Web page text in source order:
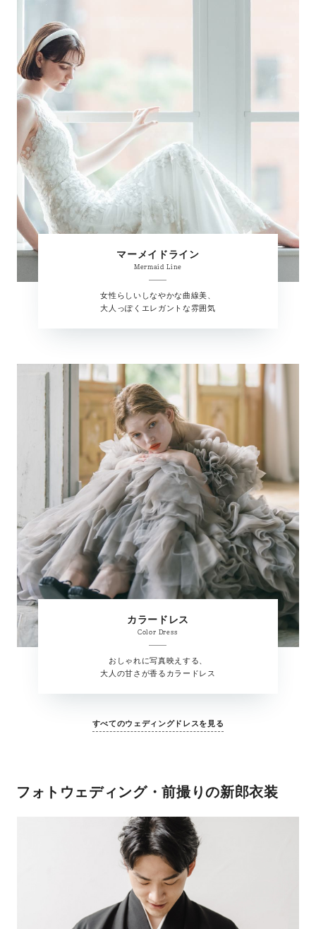
マーメイドライン
Mermaid Line
女性らしいしなやかな曲線美、
大人っぽくエレガントな雰囲気
カラードレス
Color Dress
おしゃれに写真映えする、
大人の甘さが香るカラードレス
すべてのウェディングドレスを見る
フォトウェディング・前撮りの新郎衣装